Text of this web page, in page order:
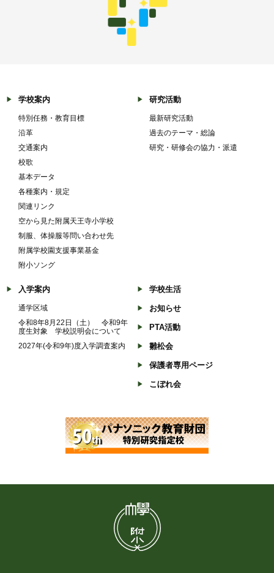
学校案内
特別任務・教育目標
沿革
交通案内
校歌
基本データ
各種案内・規定
関連リンク
空から見た附属天王寺小学校
制服、体操服等問い合わせ先
附属学校園支援事業基金
附小ソング
研究活動
最新研究活動
過去のテーマ・総論
研究・研修会の協力・派遣
入学案内
通学区域
令和8年8月22日（土） 令和9年
度生対象 学校説明会について
2027年(令和9年)度入学調査案内
学校生活
お知らせ
PTA活動
雛松会
保護者専用ページ
こぼれ会